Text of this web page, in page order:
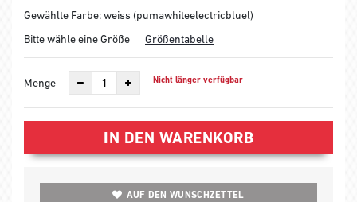
Gewählte Farbe: weiss (pumawhiteelectricbluel)
Bitte wähle eine Größe
Größentabelle
Menge Nicht länger verfügbar
IN DEN WARENKORB
AUF DEN WUNSCHZETTEL